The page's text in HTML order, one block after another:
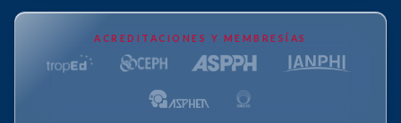
ACREDITACIONES Y MEMBRESÍAS